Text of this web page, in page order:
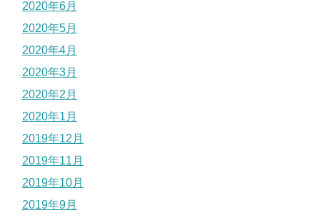
2020年6月
2020年5月
2020年4月
2020年3月
2020年2月
2020年1月
2019年12月
2019年11月
2019年10月
2019年9月